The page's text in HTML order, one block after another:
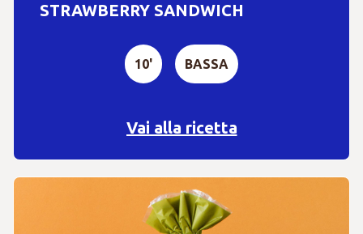
STRAWBERRY SANDWICH
10' BASSA
Vai alla ricetta